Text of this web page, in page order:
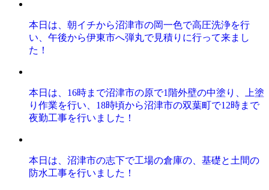
本日は、朝イチから沼津市の岡一色で高圧洗浄を行
い、午後から伊東市へ弾丸で見積りに行って来まし
た！
本日は、16時まで沼津市の原で1階外壁の中塗り、上塗
り作業を行い、18時頃から沼津市の双葉町で12時まで
夜勤工事を行いました！
本日は、沼津市の志下で工場の倉庫の、基礎と土間の
防水工事を行いました！